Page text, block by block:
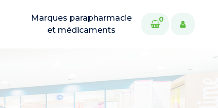
Marques parapharmacie
et médicaments
0